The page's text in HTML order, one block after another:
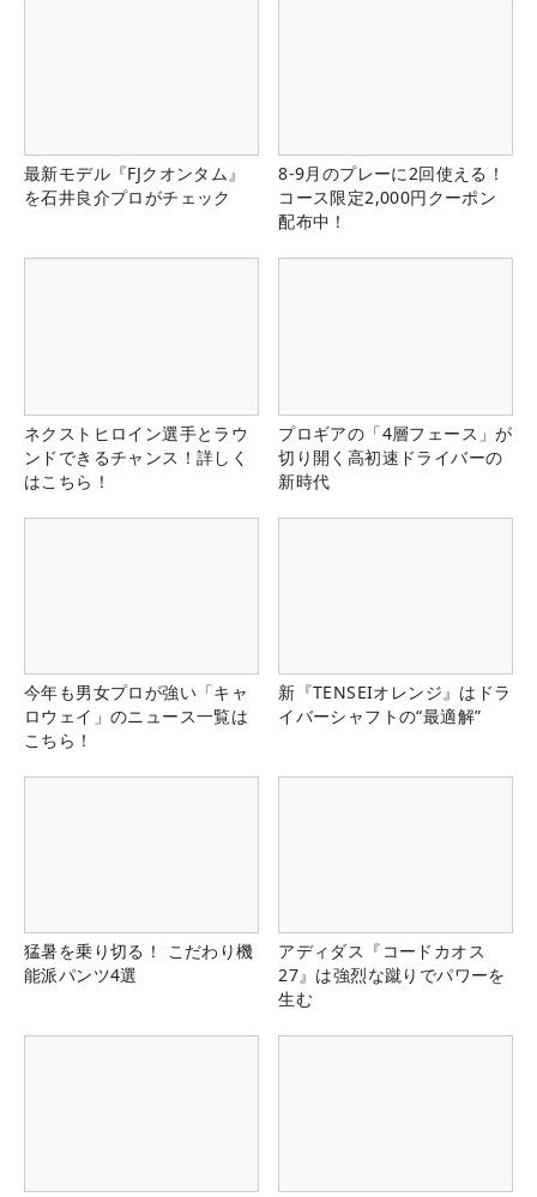
最新モデル『FJクオンタム』
を石井良介プロがチェック
8-9月のプレーに2回使える！
コース限定2,000円クーポン
配布中！
ネクストヒロイン選手とラウ
ンドできるチャンス！詳しく
はこちら！
プロギアの「4層フェース」が
切り開く高初速ドライバーの
新時代
今年も男女プロが強い「キャ
ロウェイ」のニュース一覧は
こちら！
新『TENSEIオレンジ』はドラ
イバーシャフトの“最適解”
猛暑を乗り切る！ こだわり機
能派パンツ4選
アディダス『コードカオス
27』は強烈な蹴りでパワーを
生む